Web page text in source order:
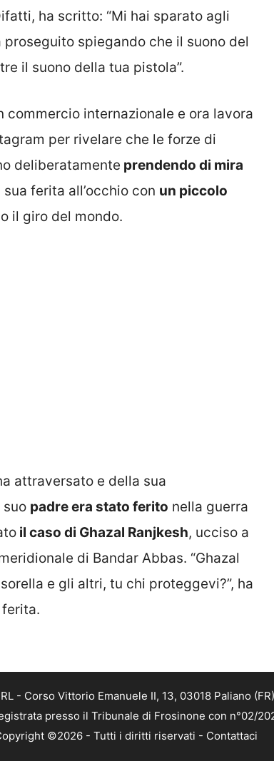
ha scritto: “Mi hai sparato agli
spiegando che il suono del
il suono della tua pistola”.
commercio internazionale e ora lavora
per rivelare che le forze di
deliberatamente prendendo di mira
ferita all’occhio con un piccolo
il giro del mondo.
attraversato e della sua
padre era stato ferito nella guerra
il caso di Ghazal Ranjkesh, ucciso a
di Bandar Abbas. “Ghazal
e gli altri, tu chi proteggevi?”, ha
- Corso Vittorio Emanuele II, 13, 03018 Paliano
presso il Tribunale di Frosinone con n°02/
©2026 - Tutti i diritti riservati - Contattaci